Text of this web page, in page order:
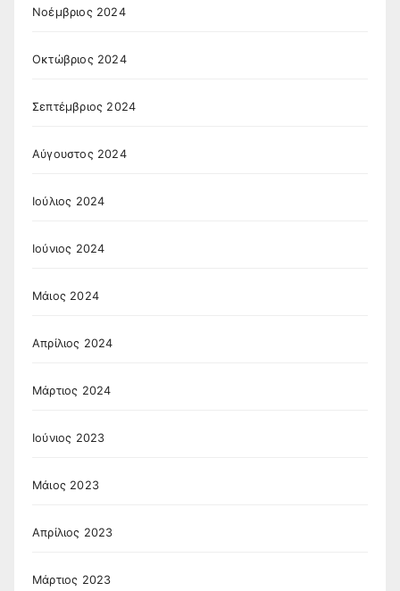
Νοέμβριος 2024
Οκτώβριος 2024
Σεπτέμβριος 2024
Αύγουστος 2024
Ιούλιος 2024
Ιούνιος 2024
Μάιος 2024
Απρίλιος 2024
Μάρτιος 2024
Ιούνιος 2023
Μάιος 2023
Απρίλιος 2023
Μάρτιος 2023